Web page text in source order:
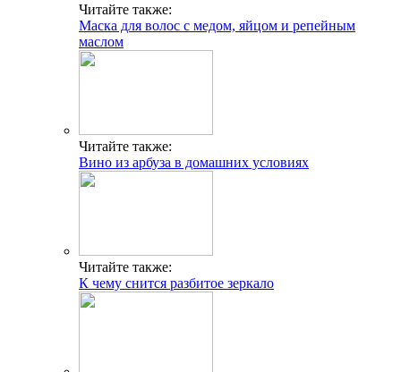
Читайте также:
Маска для волос с медом, яйцом и репейным
маслом
Читайте также:
Вино из арбуза в домашних условиях
Читайте также:
К чему снится разбитое зеркало